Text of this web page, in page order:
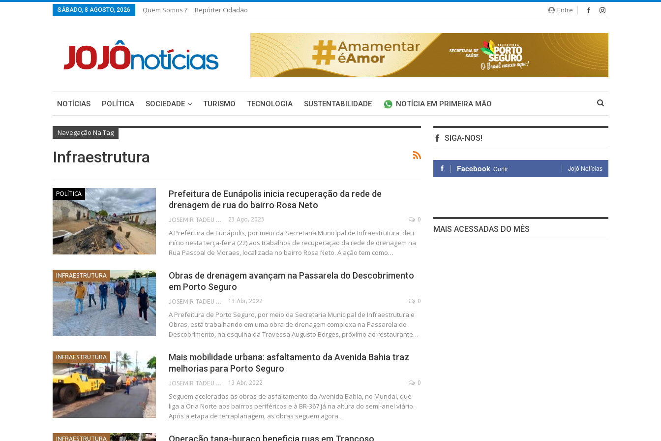
Entre
SÁBADO, 8 AGOSTO, 2026 Quem Somos ? Repórter Cidadão
NOTÍCIAS POLÍTICA SOCIEDADE TURISMO TECNOLOGIA SUSTENTABILIDADE NOTÍCIA EM PRIMEIRA MÃO
Navegação Na Tag
Infraestrutura
POLÍTICA
Prefeitura de Eunápolis inicia recuperação da rede de
drenagem de rua do bairro Rosa Neto
JOSEMIR TADEU FONSECA 23 Ago, 2023 0
A Prefeitura de Eunápolis, por meio da Secretaria Municipal de Infraestrutura, deu
início nesta terça-feira (22) aos trabalhos de recuperação da rede de drenagem na
Rua Pascoal de Moraes, localizada no bairro Rosa Neto. A ação tem como…
INFRAESTRUTURA
Obras de drenagem avançam na Passarela do Descobrimento
em Porto Seguro
JOSEMIR TADEU FONSECA 13 Abr, 2022 0
A Prefeitura de Porto Seguro, por meio da Secretaria Municipal de Infraestrutura e
Obras, está trabalhando em uma obra de drenagem complexa na Passarela do
Descobrimento, na esquina da Travessa Augusto Borges, próximo ao restaurante…
INFRAESTRUTURA
Mais mobilidade urbana: asfaltamento da Avenida Bahia traz
melhorias para Porto Seguro
JOSEMIR TADEU FONSECA 13 Abr, 2022 0
Seguem aceleradas as obras de asfaltamento da Avenida Bahia, no Mundaí, que
liga a Orla Norte aos bairros periféricos e à BR-367 já na altura do semi-anel viário.
Após a etapa de terraplanagem, as obras seguem agora…
INFRAESTRUTURA Operação tapa-buraco beneficia ruas em Trancoso
SIGA-NOS!
Facebook Curtir Jojô Notícias
MAIS ACESSADAS DO MÊS